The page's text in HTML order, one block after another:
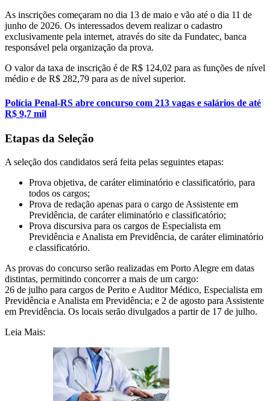
As inscrições começaram no dia 13 de maio e vão até o dia 11 de
junho de 2026. Os interessados devem realizar o cadastro
exclusivamente pela internet, através do site da Fundatec, banca
responsável pela organização da prova.
O valor da taxa de inscrição é de R$ 124,02 para as funções de nível
médio e de R$ 282,79 para as de nível superior.
Polícia Penal-RS abre concurso com 213 vagas e salários de até
R$ 9,7 mil
Etapas da Seleção
A seleção dos candidatos será feita pelas seguintes etapas:
Prova objetiva, de caráter eliminatório e classificatório, para
todos os cargos;
Prova de redação apenas para o cargo de Assistente em
Previdência, de caráter eliminatório e classificatório;
Prova discursiva para os cargos de Especialista em
Previdência e Analista em Previdência, de caráter eliminatório
e classificatório.
As provas do concurso serão realizadas em Porto Alegre em datas
distintas, permitindo concorrer a mais de um cargo:
26 de julho para cargos de Perito e Auditor Médico, Especialista em
Previdência e Analista em Previdência; e 2 de agosto para Assistente
em Previdência. Os locais serão divulgados a partir de 17 de julho.
Leia Mais: